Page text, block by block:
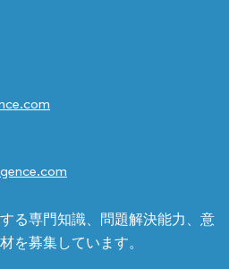
る専門知識、問題解決能力、意
を募集しています。